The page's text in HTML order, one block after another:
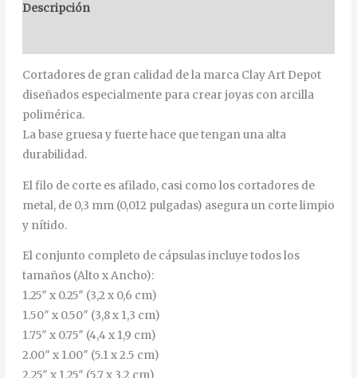
Descripción
Cortadores de gran calidad de la marca Clay Art Depot
diseñados especialmente para crear joyas con arcilla
polimérica.
La base gruesa y fuerte hace que tengan una alta
durabilidad.
El filo de corte es afilado, casi como los cortadores de
metal, de 0,3 mm (0,012 pulgadas) asegura un corte limpio
y nítido.
El conjunto completo de cápsulas incluye todos los
tamaños (Alto x Ancho):
1.25″ x 0.25″ (3,2 x 0,6 cm)
1.50″ x 0.50″ (3,8 x 1,3 cm)
1.75″ x 0.75″ (4,4 x 1,9 cm)
2.00″ x 1.00″ (5.1 x 2.5 cm)